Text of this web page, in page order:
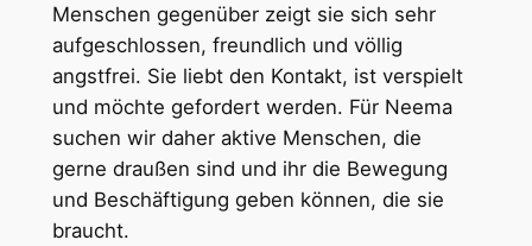
Menschen gegenüber zeigt sie sich sehr
aufgeschlossen, freundlich und völlig
angstfrei. Sie liebt den Kontakt, ist verspielt
und möchte gefordert werden. Für Neema
suchen wir daher aktive Menschen, die
gerne draußen sind und ihr die Bewegung
und Beschäftigung geben können, die sie
braucht.